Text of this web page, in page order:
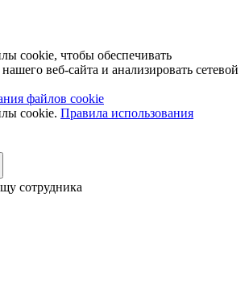
cookie, чтобы обеспечивать
веб-сайта и анализировать сетевой
файлов cookie
cookie. Правила использования
сотрудника